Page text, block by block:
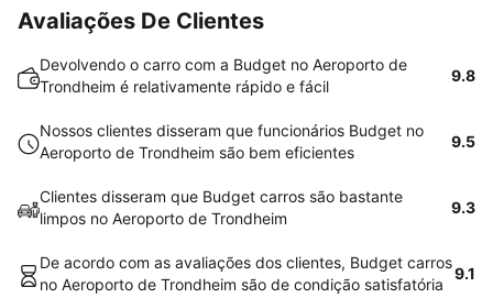
Avaliações De Clientes
Devolvendo o carro com a Budget no Aeroporto de
Trondheim é relativamente rápido e fácil
9.8
Nossos clientes disseram que funcionários Budget no
Aeroporto de Trondheim são bem eficientes
9.5
Clientes disseram que Budget carros são bastante
limpos no Aeroporto de Trondheim
9.3
De acordo com as avaliações dos clientes, Budget carros
no Aeroporto de Trondheim são de condição satisfatória
9.1